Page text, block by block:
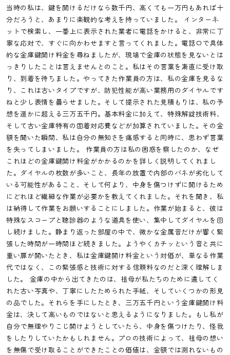
当時の私は、鍵を開けるだけなら数千円、高くても一万円もあれば十
分だろうと、あまりに楽観的な考えを持っていました。 インターネ
ットで検索し、一番上に表示された業者に電話をかけると、非常に丁
寧な応対で、すぐに向かわせますと言ってくれました。電話口で具体
的な金庫鍵開け料金を尋ねましたが、現場で金庫の状態を見ないとは
っきりしたことは言えませんとのこと。私はその言葉を素直に受け取
り、到着を待ちました。やってきた作業員の方は、私の金庫を見るな
り、これは古いタイプですが、防犯性能が高い業務用のダイヤルです
ねと少し表情を曇らせました。そして提示された見積もりは、私の予
想を遥かに超える三万五千円。基本料金に加えて、特殊解錠技術料、
そして古い金庫特有の固着対応費などが加算されていました。その金
額を聞いた瞬間、私は自分の無知さを痛感すると同時に、思わず言葉
を失ってしまいました。 作業員の方は私の困惑を察したのか、なぜ
これほどの金庫鍵開け料金がかかるのかを詳しく説明してくれまし
た。ダイヤルの枚数が多いこと、長年の放置で内部のバネが劣化して
いる可能性があること、そして何より、中身を傷つけずに開けるため
にどれほど繊細な作業が必要かを教えてくれました。それを聞き、私
は納得して作業をお願いすることにしました。作業が始まると、彼は
特殊なスコープと聴診器のような道具を使い、集中してダイヤルを回
し続けました。静まり返った部屋の中で、微かな金属音だけが響く緊
張した時間が一時間ほど続きました。ようやくカチッという音と共に
重い扉が開いたとき、私は金庫鍵開け料金という対価が、単なる作業
代ではなく、この緊張感と技術に対する信頼料なのだと深く理解しま
した。 金庫の中から出てきたのは、祖母が私たちのために遺してく
れた古い写真や、丁寧にしたためられた手紙、そしていくつかの形見
の品でした。それらを手にしたとき、三万五千円という金庫鍵開け料
金は、決して高いものではないと思えるようになりました。もし私が
自分で無理やりこじ開けようとしていたら、中身を傷つけたり、怪我
をしたりしていたかもしれません。プロの技術によって、祖母の想い
を無傷で受け取ることができたことの価値は、金額では測れないもの